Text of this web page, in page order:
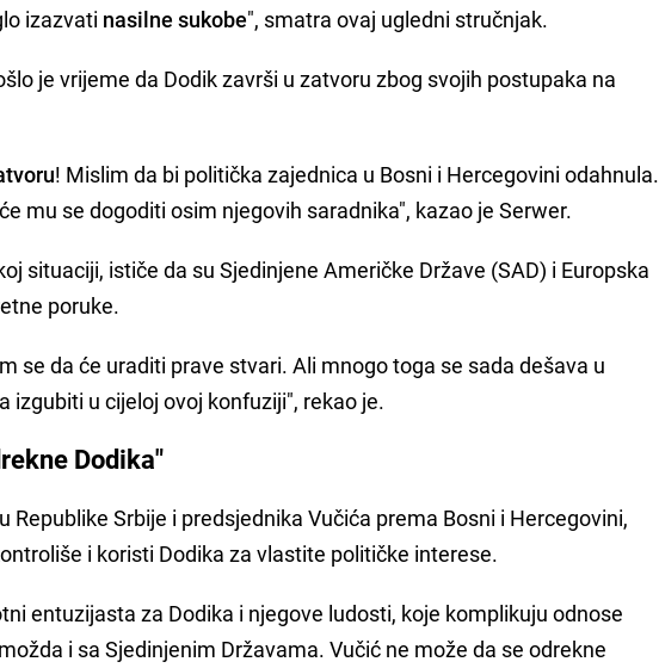
izazvati nasilne sukobe", smatra ovaj ugledni stručnjak.
je vrijeme da Dodik završi u zatvoru zbog svojih postupaka na
! Mislim da bi politička zajednica u Bosni i Hercegovini odahnula.
mu se dogoditi osim njegovih saradnika", kazao je Serwer.
situaciji, ističe da su Sjedinjene Američke Države (SAD) i Europska
poruke.
se da će uraditi prave stvari. Ali mnogo toga se sada dešava u
izgubiti u cijeloj ovoj konfuziji", rekao je.
Dodika"
Republike Srbije i predsjednika Vučića prema Bosni i Hercegovini,
i koristi Dodika za vlastite političke interese.
entuzijasta za Dodika i njegove ludosti, koje komplikuju odnose
i sa Sjedinjenim Državama. Vučić ne može da se odrekne